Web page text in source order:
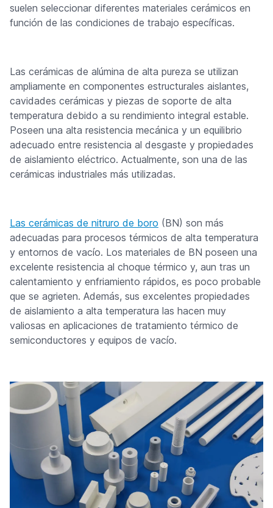
suelen seleccionar diferentes materiales cerámicos en
función de las condiciones de trabajo específicas.
Las cerámicas de alúmina de alta pureza se utilizan
ampliamente en componentes estructurales aislantes,
cavidades cerámicas y piezas de soporte de alta
temperatura debido a su rendimiento integral estable.
Poseen una alta resistencia mecánica y un equilibrio
adecuado entre resistencia al desgaste y propiedades
de aislamiento eléctrico. Actualmente, son una de las
cerámicas industriales más utilizadas.
Las cerámicas de nitruro de boro (BN) son más
adecuadas para procesos térmicos de alta temperatura
y entornos de vacío. Los materiales de BN poseen una
excelente resistencia al choque térmico y, aun tras un
calentamiento y enfriamiento rápidos, es poco probable
que se agrieten. Además, sus excelentes propiedades
de aislamiento a alta temperatura las hacen muy
valiosas en aplicaciones de tratamiento térmico de
semiconductores y equipos de vacío.